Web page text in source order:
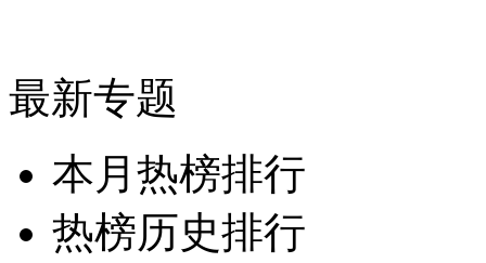
最新专题
本月热榜排行
热榜历史排行